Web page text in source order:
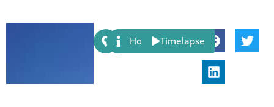
Share:
Host Timelapse